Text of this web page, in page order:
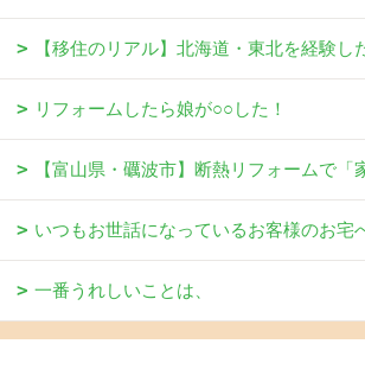
【移住のリアル】北海道・東北を経験
リフォームしたら娘が○○した！
【富山県・礪波市】断熱リフォームで
いつもお世話になっているお客様のお宅
一番うれしいことは、